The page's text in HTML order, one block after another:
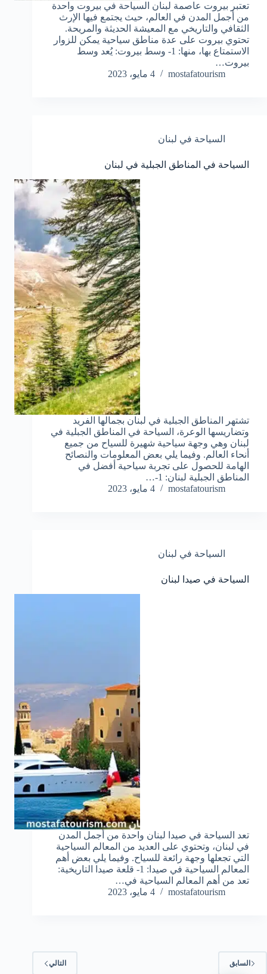
تعتبر بيروت عاصمة لبنان السياحة في بيروت واحدة
من أجمل المدن في العالم، حيث يجتمع فيها الإرث
الثقافي والتاريخي مع المعيشة الحديثة والمريحة.
تحتوي بيروت على عدة مناطق سياحية يمكن للزوار
الاستمتاع بها، منها: 1- وسط بيروت: يُعد وسط
بيروت…
mostafatourism
4 مايو، 2023
السياحة في لبنان
السياحة في المناطق الجبلية في لبنان
تشتهر المناطق الجبلية في لبنان بجمالها الفريد
وتضاريسها الوعرة، السياحة في المناطق الجبلية في
لبنان وهي وجهة سياحية شهيرة للسياح من جميع
أنحاء العالم. وفيما يلي بعض المعلومات والنصائح
الهامة للحصول على تجربة سياحية أفضل في
المناطق الجبلية لبنان: 1-…
mostafatourism
4 مايو، 2023
السياحة في لبنان
السياحة في صيدا لبنان
تعد السياحة في صيدا لبنان واحدة من أجمل المدن
في لبنان، وتحتوي على العديد من المعالم السياحية
التي تجعلها وجهة رائعة للسياح. وفيما يلي بعض أهم
المعالم السياحية في صيدا: 1- قلعة صيدا التاريخية:
تعد من أهم المعالم السياحية في…
mostafatourism
4 مايو، 2023
السابق التالي